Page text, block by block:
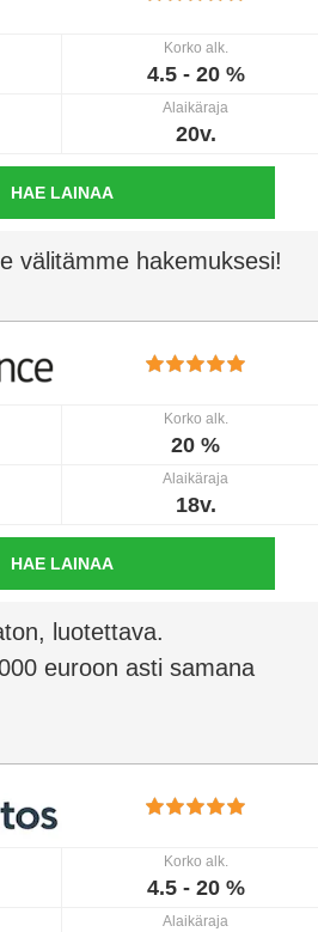
Korko alk.
4.5 - 20 %
Alaikäraja
20v.
HAE LAINAA
välitämme hakemuksesi!
Korko alk.
20 %
Alaikäraja
18v.
HAE LAINAA
luotettava.
euroon asti samana
Korko alk.
4.5 - 20 %
Alaikäraja